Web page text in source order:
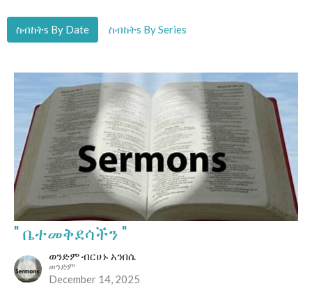
ስብከትs By Date ስብከትs By Series
" ቤተመቅደሳችን "
ወንድም ብርሀኑ አንበሴ
ወንድም
December 14, 2025